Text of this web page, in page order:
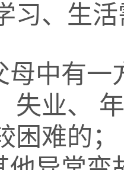
习、生
母中有一
失业、
困难的；